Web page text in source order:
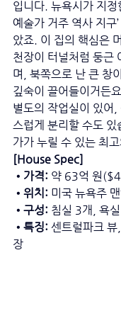
입니다. 뉴욕시가 지정
예술가 거주 역사 지구
았죠. 이 집의 핵심은
천장이 터널처럼 둥근
며, 북쪽으로 난 큰 창
깊숙이 끌어들이거든
별도의 작업실이 있어,
스럽게 분리할 수도
가가 누릴 수 있는 최
[House Spec]
•가격: 약 63억 원
•위치: 미국 뉴욕주
•구성: 침실 3개, 욕
•특징: 센트럴파크
장